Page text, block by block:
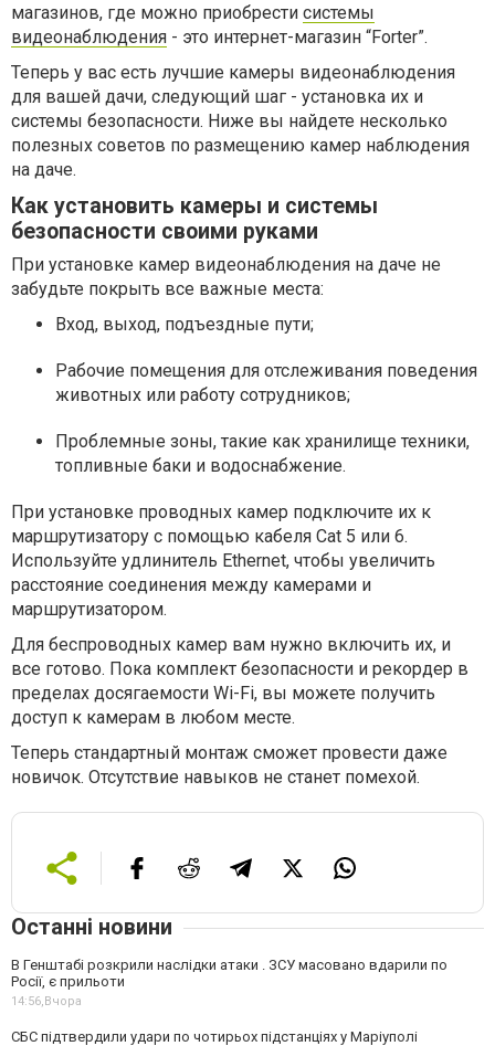
магазинов, где можно приобрести системы
видеонаблюдения - это интернет-магазин “Forter”.
Теперь у вас есть лучшие камеры видеонаблюдения
для вашей дачи, следующий шаг - установка их и
системы безопасности. Ниже вы найдете несколько
полезных советов по размещению камер наблюдения
на даче.
Как установить камеры и системы
безопасности своими руками
При установке камер видеонаблюдения на даче не
забудьте покрыть все важные места:
Вход, выход, подъездные пути;
Рабочие помещения для отслеживания поведения
животных или работу сотрудников;
Проблемные зоны, такие как хранилище техники,
топливные баки и водоснабжение.
При установке проводных камер подключите их к
маршрутизатору с помощью кабеля Cat 5 или 6.
Используйте удлинитель Ethernet, чтобы увеличить
расстояние соединения между камерами и
маршрутизатором.
Для беспроводных камер вам нужно включить их, и
все готово. Пока комплект безопасности и рекордер в
пределах досягаемости Wi-Fi, вы можете получить
доступ к камерам в любом месте.
Теперь стандартный монтаж сможет провести даже
новичок. Отсутствие навыков не станет помехой.
Останні новини
В Генштабі розкрили наслідки атаки . ЗСУ масовано вдарили по
Росії, є прильоти
14:56,Вчора
СБС підтвердили удари по чотирьох підстанціях у Маріуполі